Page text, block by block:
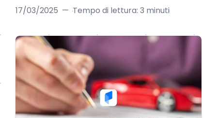
17/03/2025 — Tempo di lettura: 3 minuti